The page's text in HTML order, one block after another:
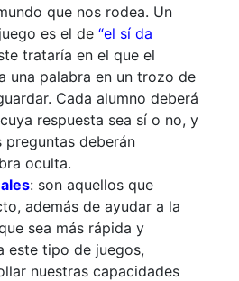
que nos rodea. Un
es el de “el sí da
trataría en el que el
una palabra en un trozo de
Cada alumno deberá
respuesta sea sí o no, y
preguntas deberán
oculta.
: son aquellos que
además de ayudar a la
sea más rápida y
este tipo de juegos,
nuestras capacidades